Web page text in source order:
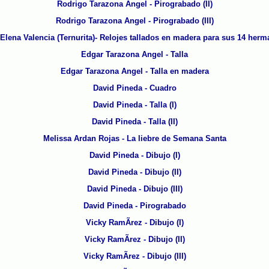
Rodrigo Tarazona Angel - Pirograbado (II)
Rodrigo Tarazona Angel - Pirograbado (III)
Valencia (Ternurita)- Relojes tallados en madera para sus 14
Edgar Tarazona Angel - Talla
Edgar Tarazona Angel - Talla en madera
David Pineda - Cuadro
David Pineda - Talla (I)
David Pineda - Talla (II)
Melissa Ardan Rojas - La liebre de Semana Santa
David Pineda - Dibujo (I)
David Pineda - Dibujo (II)
David Pineda - Dibujo (III)
David Pineda - Pirograbado
Vicky RamÃ­rez - Dibujo (I)
Vicky RamÃ­rez - Dibujo (II)
Vicky RamÃ­rez - Dibujo (III)